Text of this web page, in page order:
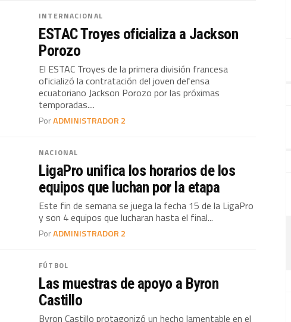
INTERNACIONAL
ESTAC Troyes oficializa a Jackson
Porozo
El ESTAC Troyes de la primera división francesa
oficializó la contratación del joven defensa
ecuatoriano Jackson Porozo por las próximas
temporadas....
PorADMINISTRADOR 2
NACIONAL
LigaPro unifica los horarios de los
equipos que luchan por la etapa
Este fin de semana se juega la fecha 15 de la LigaPro
y son 4 equipos que lucharan hasta el final...
PorADMINISTRADOR 2
FÚTBOL
Las muestras de apoyo a Byron
Castillo
Byron Castillo protagonizó un hecho lamentable en el